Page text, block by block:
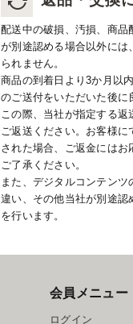
配送中の破損、汚損、商品
が別途認める場合以外には
られません。
商品の到着日より3か月以
のご送付をいただいた後に
この際、当社が指定する
ご返送ください。お客様
された場合、ご返金には
ご了承ください。
また、デジタルコンテン
違い、その他当社が別途認
を行います。
会員メニュー
ログイン